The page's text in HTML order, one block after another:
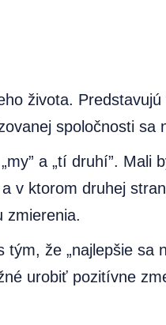
života.
spoločnosti sa
a „tí druhí”.
v ktorom druhej
zmierenia.
že „najlepšie
urobiť pozitívne